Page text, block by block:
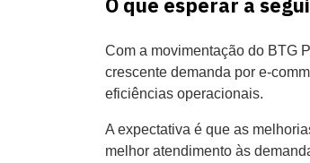
Com a movimentação do BTG
crescente demanda por e-
eficiências operacionais.
A expectativa é que as
melhor atendimento às